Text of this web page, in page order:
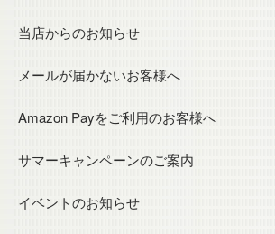
当店からのお知らせ
メールが届かないお客様へ
Amazon Payをご利用のお客様へ
サマーキャンペーンのご案内
イベントのお知らせ